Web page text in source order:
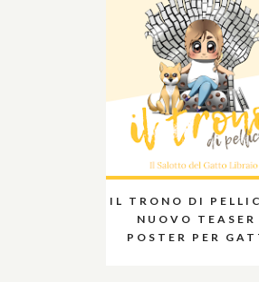
IL TRONO DI
NUOVO TEASER
POSTER PER